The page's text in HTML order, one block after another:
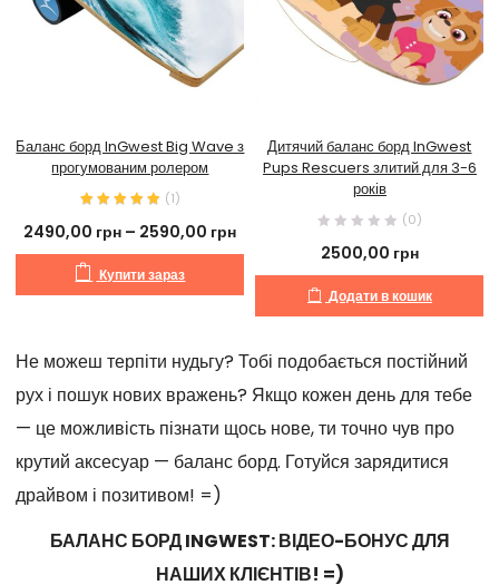
Баланс борд InGwest Big Wave з
прогумованим ролером
(1)
2490,00 грн – 2590,00 грн
Купити зараз
Дитячий баланс борд InGwest
Pups Rescuers злитий для 3-6
років
(0)
2500,00 грн
Додати в кошик
Не можеш терпіти нудьгу? Тобі подобається постійний
рух і пошук нових вражень? Якщо кожен день для тебе
— це можливість пізнати щось нове, ти точно чув про
крутий аксесуар — баланс борд. Готуйся зарядитися
драйвом і позитивом! =)
БАЛАНС БОРД INGWEST: ВІДЕО-БОНУС ДЛЯ
НАШИХ КЛІЄНТІВ! =)